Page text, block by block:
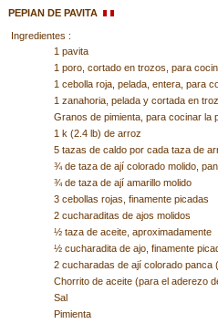
PEPIAN DE PAVITA
Ingredientes :
1 pavita
1 poro, cortado en trozos, para
1 cebolla roja, pelada, entera, para
1 zanahoria, pelada y cortada en
Granos de pimienta, para cocinar la
1 k (2.4 lb) de arroz
5 tazas de caldo por cada taza de
¾ de taza de ají colorado molido,
¾ de taza de ají amarillo molido
3 cebollas rojas, finamente picadas
2 cucharaditas de ajos molidos
½ taza de aceite, aproximadamente
½ cucharadita de ajo, finamente
2 cucharadas de ají colorado panca
Chorrito de aceite (para el aderezo
Sal
Pimienta